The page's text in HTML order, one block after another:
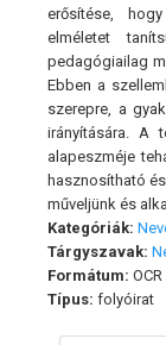
erősítése,
elméletet
pedagógiailag
Ebben a
szerepre, a
irányítására. A
alapeszméje
hasznosítható
műveljünk és
Kategóriák:
Tárgyszavak:
Formátum:
Típus: folyóirat